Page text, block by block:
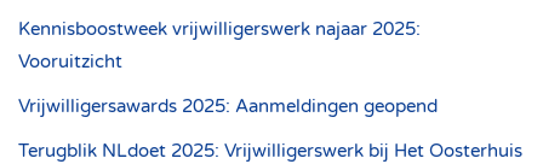
Kennisboostweek vrijwilligerswerk najaar 2025:
Vooruitzicht
Vrijwilligersawards 2025: Aanmeldingen geopend
Terugblik NLdoet 2025: Vrijwilligerswerk bij Het Oosterhuis